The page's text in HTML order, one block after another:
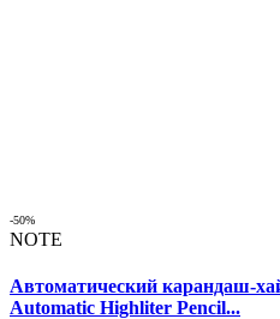
-50%
NOTE
Автоматический карандаш-
Automatic Highliter Pencil...